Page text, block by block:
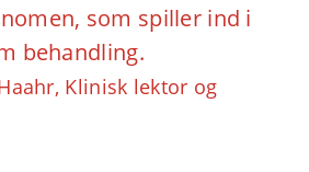
som spiller ind i
behandling.
Klinisk lektor og